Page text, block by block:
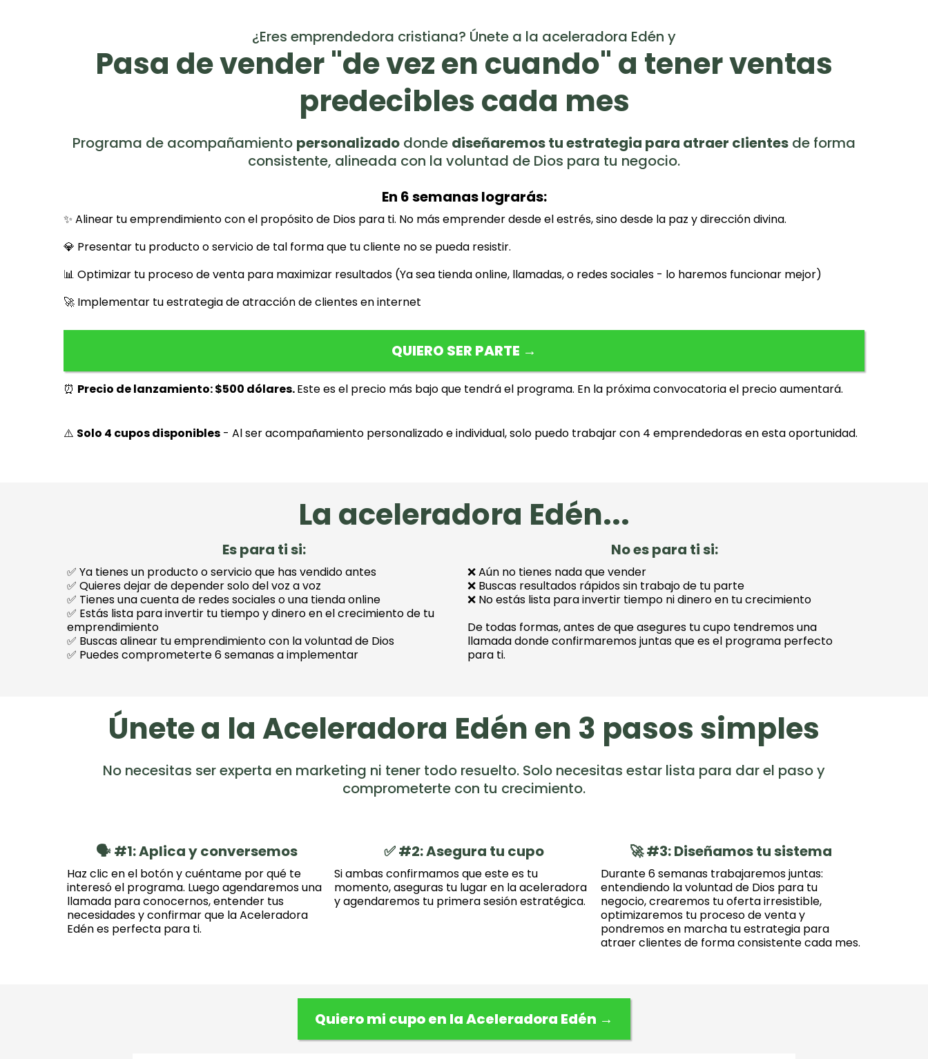
¿Eres emprendedora cristiana? Únete a la aceleradora Edén y
Pasa de vender "de vez en cuando" a tener ventas
predecibles cada mes
Programa de acompañamiento personalizado donde diseñaremos tu estrategia para atraer clientes de forma
consistente, alineada con la voluntad de Dios para tu negocio.
En 6 semanas lograrás:
✨ Alinear tu emprendimiento con el propósito de Dios para ti. No más emprender desde el estrés, sino desde la paz y dirección divina.
💎 Presentar tu producto o servicio de tal forma que tu cliente no se pueda resistir.
📊 Optimizar tu proceso de venta para maximizar resultados (Ya sea tienda online, llamadas, o redes sociales - lo haremos funcionar mejor)
🚀 Implementar tu estrategia de atracción de clientes en internet
QUIERO SER PARTE →
⏰ Precio de lanzamiento: $500 dólares.Este es el precio más bajo que tendrá el programa. En la próxima convocatoria el precio aumentará.
⚠️ Solo 4 cupos disponibles - Al ser acompañamiento personalizado e individual, solo puedo trabajar con 4 emprendedoras en esta oportunidad.
La aceleradora Edén...
Es para ti si:
✅ Ya tienes un producto o servicio que has vendido antes
✅ Quieres dejar de depender solo del voz a voz
✅ Tienes una cuenta de redes sociales o una tienda online
✅ Estás lista para invertir tu tiempo y dinero en el crecimiento de tu
emprendimiento
✅ Buscas alinear tu emprendimiento con la voluntad de Dios
✅ Puedes comprometerte 6 semanas a implementar
No es para ti si:
❌ Aún no tienes nada que vender
❌ Buscas resultados rápidos sin trabajo de tu parte
❌ No estás lista para invertir tiempo ni dinero en tu crecimiento
De todas formas, antes de que asegures tu cupo tendremos una
llamada donde confirmaremos juntas que es el programa perfecto
para ti.
Únete a la Aceleradora Edén en 3 pasos simples
No necesitas ser experta en marketing ni tener todo resuelto. Solo necesitas estar lista para dar el paso y
comprometerte con tu crecimiento.
🗣️ #1: Aplica y conversemos
Haz clic en el botón y cuéntame por qué te
interesó el programa. Luego agendaremos una
llamada para conocernos, entender tus
necesidades y confirmar que la Aceleradora
Edén es perfecta para ti.
✅ #2: Asegura tu cupo
Si ambas confirmamos que este es tu
momento, aseguras tu lugar en la aceleradora
y agendaremos tu primera sesión estratégica.
🚀 #3: Diseñamos tu sistema
Durante 6 semanas trabajaremos juntas:
entendiendo la voluntad de Dios para tu
negocio, crearemos tu oferta irresistible,
optimizaremos tu proceso de venta y
pondremos en marcha tu estrategia para
atraer clientes de forma consistente cada mes.
Quiero mi cupo en la Aceleradora Edén →